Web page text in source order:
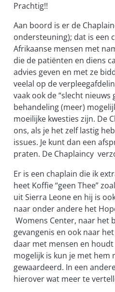
Prachtig!!
Aan boord is er de
ondersteuning); dat is een
Afrikaanse mensen met
die de patiënten en diens
advies geven en met ze
veelal op de
vaak ook de “slecht nieuws
behandeling (meer)
moeilijke kwesties zijn. De
ons, als je het zelf lastig
issues. Je kunt dan een
praten. De Chaplaincy
Er is een chaplain die ik
heet Koffie “geen Thee”
uit Sierra Leone en hij is
naar onder andere het
Womens Center, naar het
gevangenis en ook naar
daar met mensen en houdt
mogelijk is kun je met hem
gewaardeerd. In een
hierover wat meer te